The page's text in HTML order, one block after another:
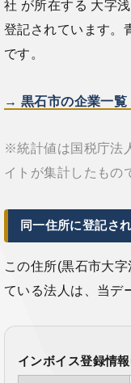
社 が所在する 大字
登記されています。
です。
→ 黒石市の企業一覧
※統計値は国税庁法
イトが集計したもの
同一住所に登記さ
この住所(黒石市大
ている法人は、当デ
インボイス登録情報